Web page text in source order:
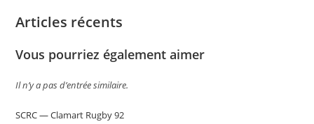
Articles récents
Vous pourriez également aimer
Il n’y a pas d’entrée similaire.
SCRC — Clamart Rugby 92